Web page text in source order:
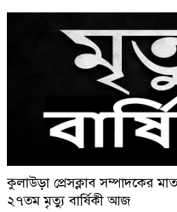
কুলাউড়া প্রেসক্লাব সম্পাদকের
২৭তম মৃত্যু বার্ষিকী আজ